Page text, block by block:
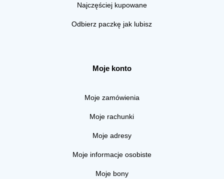
Najczęściej kupowane
Odbierz paczkę jak lubisz
Moje konto
Moje zamówienia
Moje rachunki
Moje adresy
Moje informacje osobiste
Moje bony